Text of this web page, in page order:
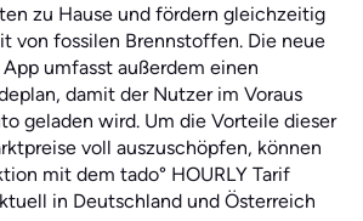
zu Hause und fördern gleichzeitig
von fossilen Brennstoffen. Die neue
umfasst außerdem einen
damit der Nutzer im Voraus
geladen wird. Um die Vorteile dieser
voll auszuschöpfen, können
mit dem tado° HOURLY Tarif
in Deutschland und Österreich